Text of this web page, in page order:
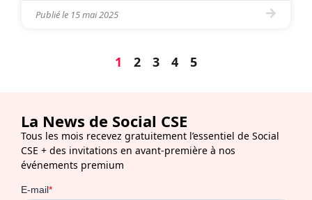
indéniable. Face à cette réalité, les entreprises
passent à l’action. (source) Un exemple marquant
Publié le 15 mai 2025
1 2 3 4 5
La News de Social CSE
Tous les mois recevez gratuitement l’essentiel de Social
CSE + des invitations en avant-première à nos
événements premium